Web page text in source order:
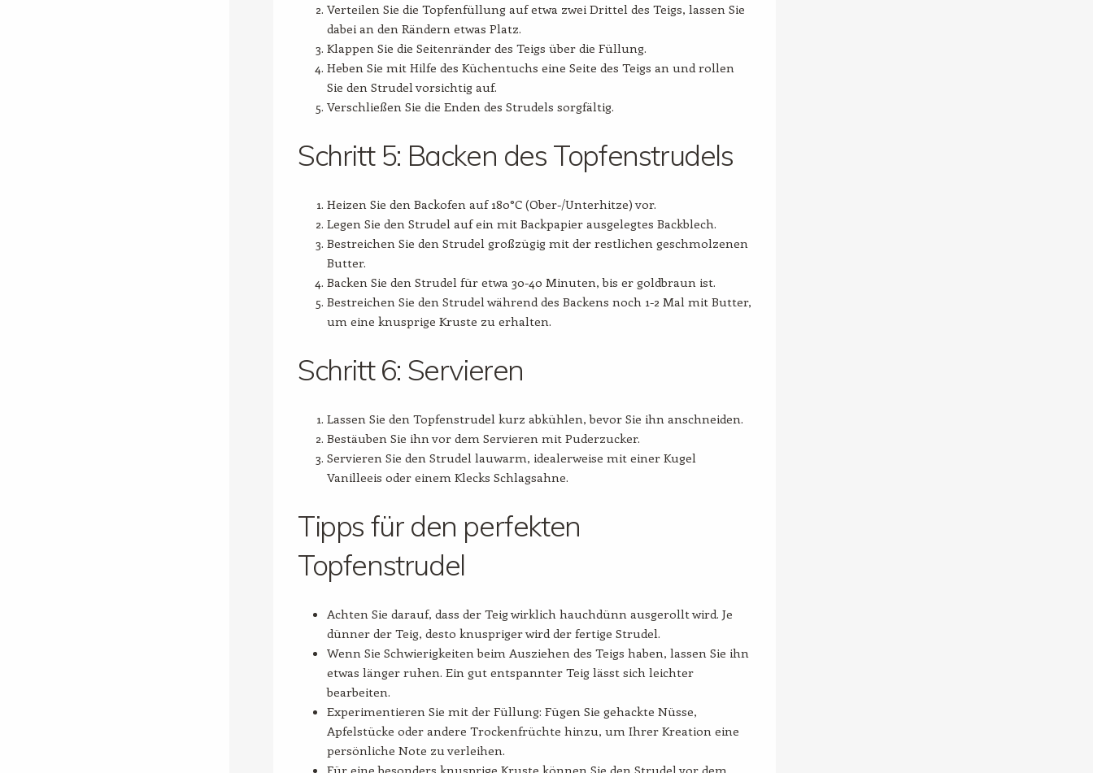
Verteilen Sie die Topfenfüllung auf etwa zwei Drittel des Teigs, lassen Sie
dabei an den Rändern etwas Platz.
Klappen Sie die Seitenränder des Teigs über die Füllung.
Heben Sie mit Hilfe des Küchentuchs eine Seite des Teigs an und rollen
Sie den Strudel vorsichtig auf.
Verschließen Sie die Enden des Strudels sorgfältig.
Schritt 5: Backen des Topfenstrudels
Heizen Sie den Backofen auf 180°C (Ober-/Unterhitze) vor.
Legen Sie den Strudel auf ein mit Backpapier ausgelegtes Backblech.
Bestreichen Sie den Strudel großzügig mit der restlichen geschmolzenen
Butter.
Backen Sie den Strudel für etwa 30-40 Minuten, bis er goldbraun ist.
Bestreichen Sie den Strudel während des Backens noch 1-2 Mal mit Butter,
um eine knusprige Kruste zu erhalten.
Schritt 6: Servieren
Lassen Sie den Topfenstrudel kurz abkühlen, bevor Sie ihn anschneiden.
Bestäuben Sie ihn vor dem Servieren mit Puderzucker.
Servieren Sie den Strudel lauwarm, idealerweise mit einer Kugel
Vanilleeis oder einem Klecks Schlagsahne.
Tipps für den perfekten
Topfenstrudel
Achten Sie darauf, dass der Teig wirklich hauchdünn ausgerollt wird. Je
dünner der Teig, desto knuspriger wird der fertige Strudel.
Wenn Sie Schwierigkeiten beim Ausziehen des Teigs haben, lassen Sie ihn
etwas länger ruhen. Ein gut entspannter Teig lässt sich leichter
bearbeiten.
Experimentieren Sie mit der Füllung: Fügen Sie gehackte Nüsse,
Apfelstücke oder andere Trockenfrüchte hinzu, um Ihrer Kreation eine
persönliche Note zu verleihen.
Für eine besonders knusprige Kruste können Sie den Strudel vor dem